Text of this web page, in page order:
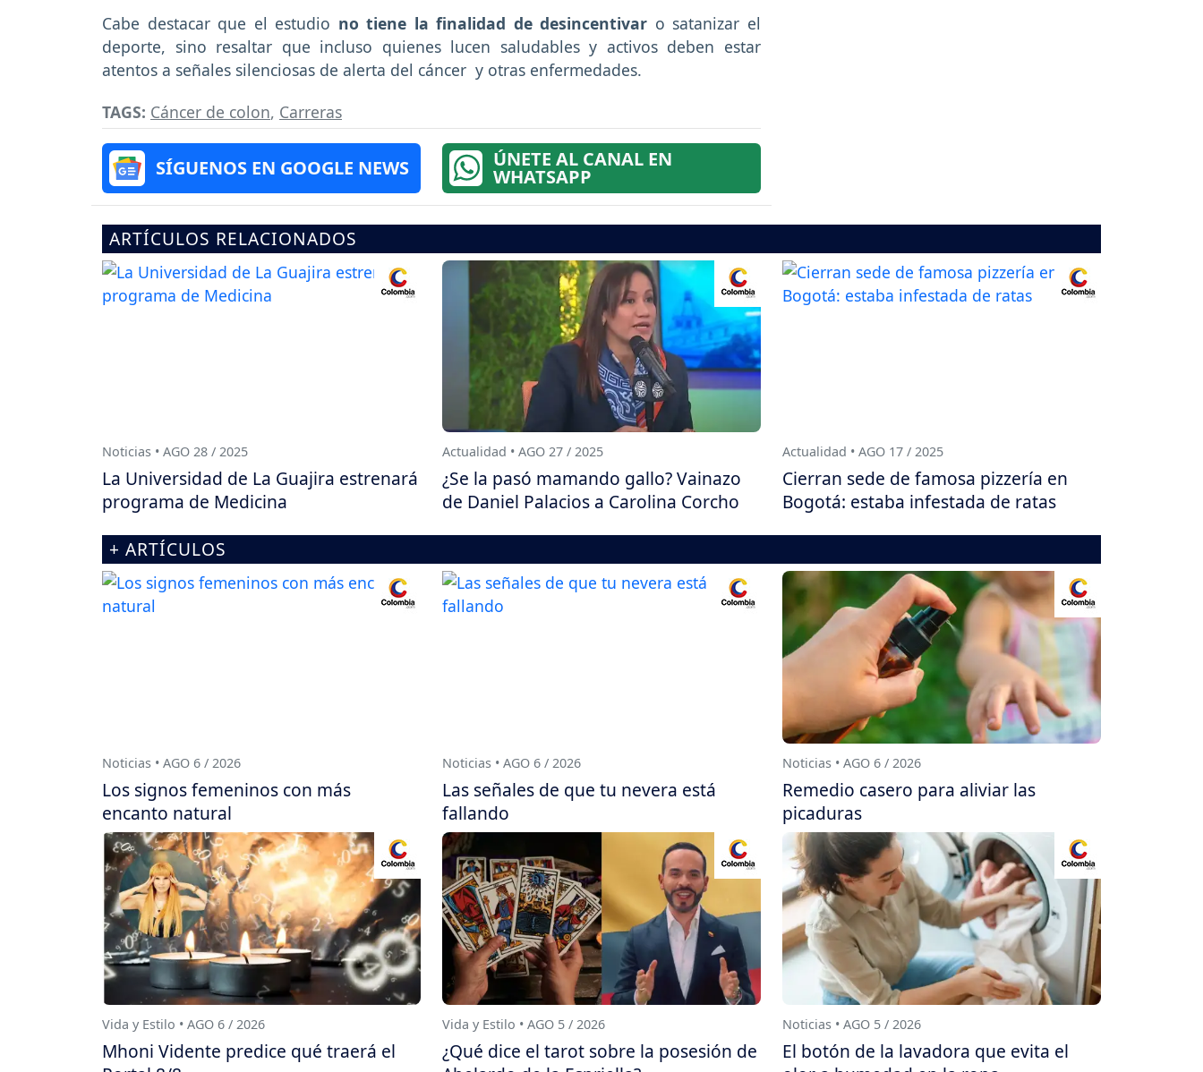
Cabe destacar que el estudio no tiene la finalidad de desincentivar o satanizar el
deporte, sino resaltar que incluso quienes lucen saludables y activos deben estar
atentos a señales silenciosas de alerta del cáncer y otras enfermedades.
TAGS: Cáncer de colon, Carreras
SÍGUENOS EN GOOGLE NEWS ÚNETE AL CANAL EN
WHATSAPP
ARTÍCULOS RELACIONADOS
Noticias • AGO 28 / 2025
La Universidad de La Guajira estrenará
programa de Medicina
Actualidad • AGO 27 / 2025
¿Se la pasó mamando gallo? Vainazo
de Daniel Palacios a Carolina Corcho
Actualidad • AGO 17 / 2025
Cierran sede de famosa pizzería en
Bogotá: estaba infestada de ratas
+ ARTÍCULOS
Noticias • AGO 6 / 2026
Los signos femeninos con más
encanto natural
Noticias • AGO 6 / 2026
Las señales de que tu nevera está
fallando
Noticias • AGO 6 / 2026
Remedio casero para aliviar las
picaduras
Vida y Estilo • AGO 6 / 2026
Mhoni Vidente predice qué traerá el
Vida y Estilo • AGO 5 / 2026
¿Qué dice el tarot sobre la posesión de
Noticias • AGO 5 / 2026
El botón de la lavadora que evita el